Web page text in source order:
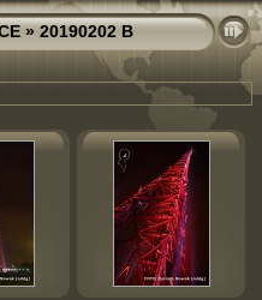
» 20190202 B